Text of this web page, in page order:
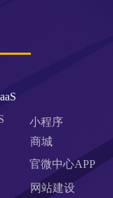
小程序
商城
官微中心APP
网站建设